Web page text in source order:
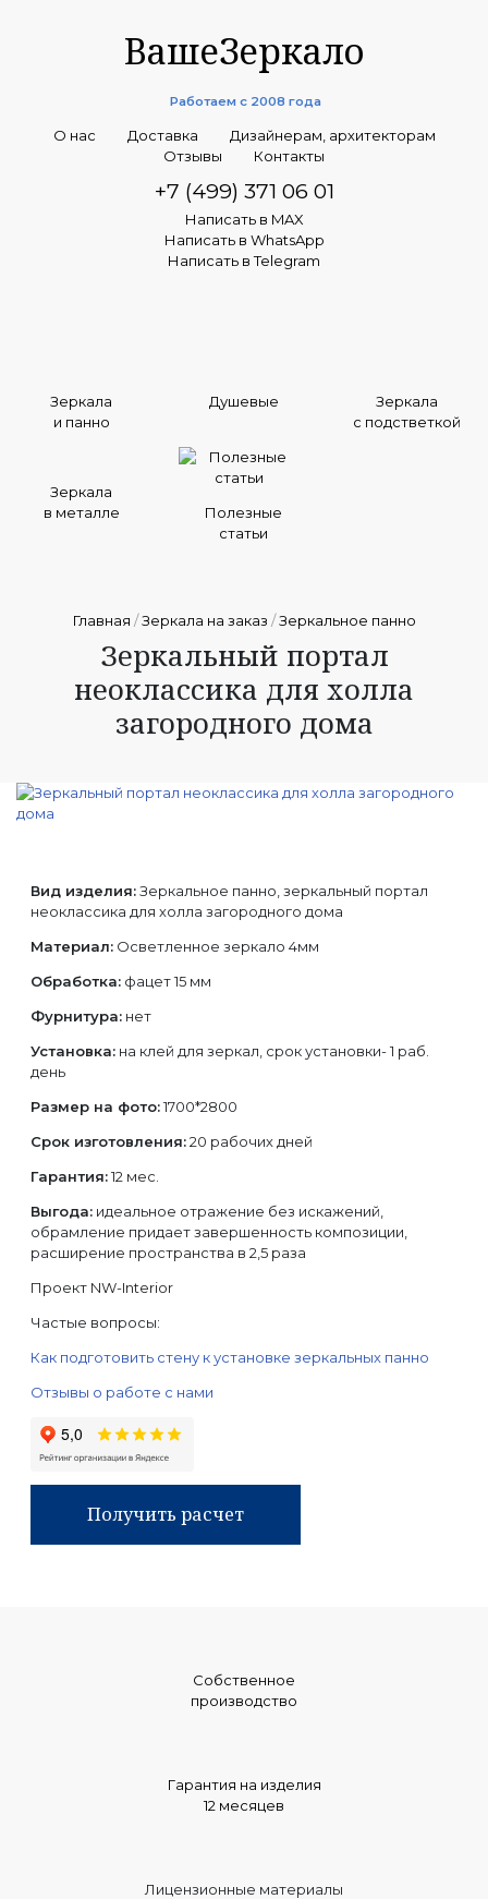
ВашеЗеркало
Работаем с 2008 года
О нас Доставка
Дизайнерам, архитекторам
Отзывы
Контакты
+7 (499) 371 06 01
Написать в MAX
Написать в WhatsApp
Написать в Telegram
Зеркала
и панно
Душевые
Зеркала
с подстветкой
Зеркала
в металле
Полезные
статьи
Главная /Зеркала на заказ /Зеркальное панно
Зеркальный портал
неоклассика для холла
загородного дома
Вид изделия:Зеркальное панно, зеркальный портал
неоклассика для холла загородного дома
Материал: Осветленное зеркало 4мм
Обработка: фацет 15 мм
Фурнитура: нет
Установка: на клей для зеркал, срок установки- 1 раб.
день
Размер на фото:1700*2800
Срок изготовления:20 рабочих дней
Гарантия:12 мес.
Выгода: идеальное отражение без искажений,
обрамление придает завершенность композиции,
расширение пространства в 2,5 раза
Проект NW-Interior
Частые вопросы:
Как подготовить стену к установке зеркальных панно
Отзывы о работе с нами
Получить расчет
Собственное
производство
Гарантия на изделия
12 месяцев
Лицензионные материалы